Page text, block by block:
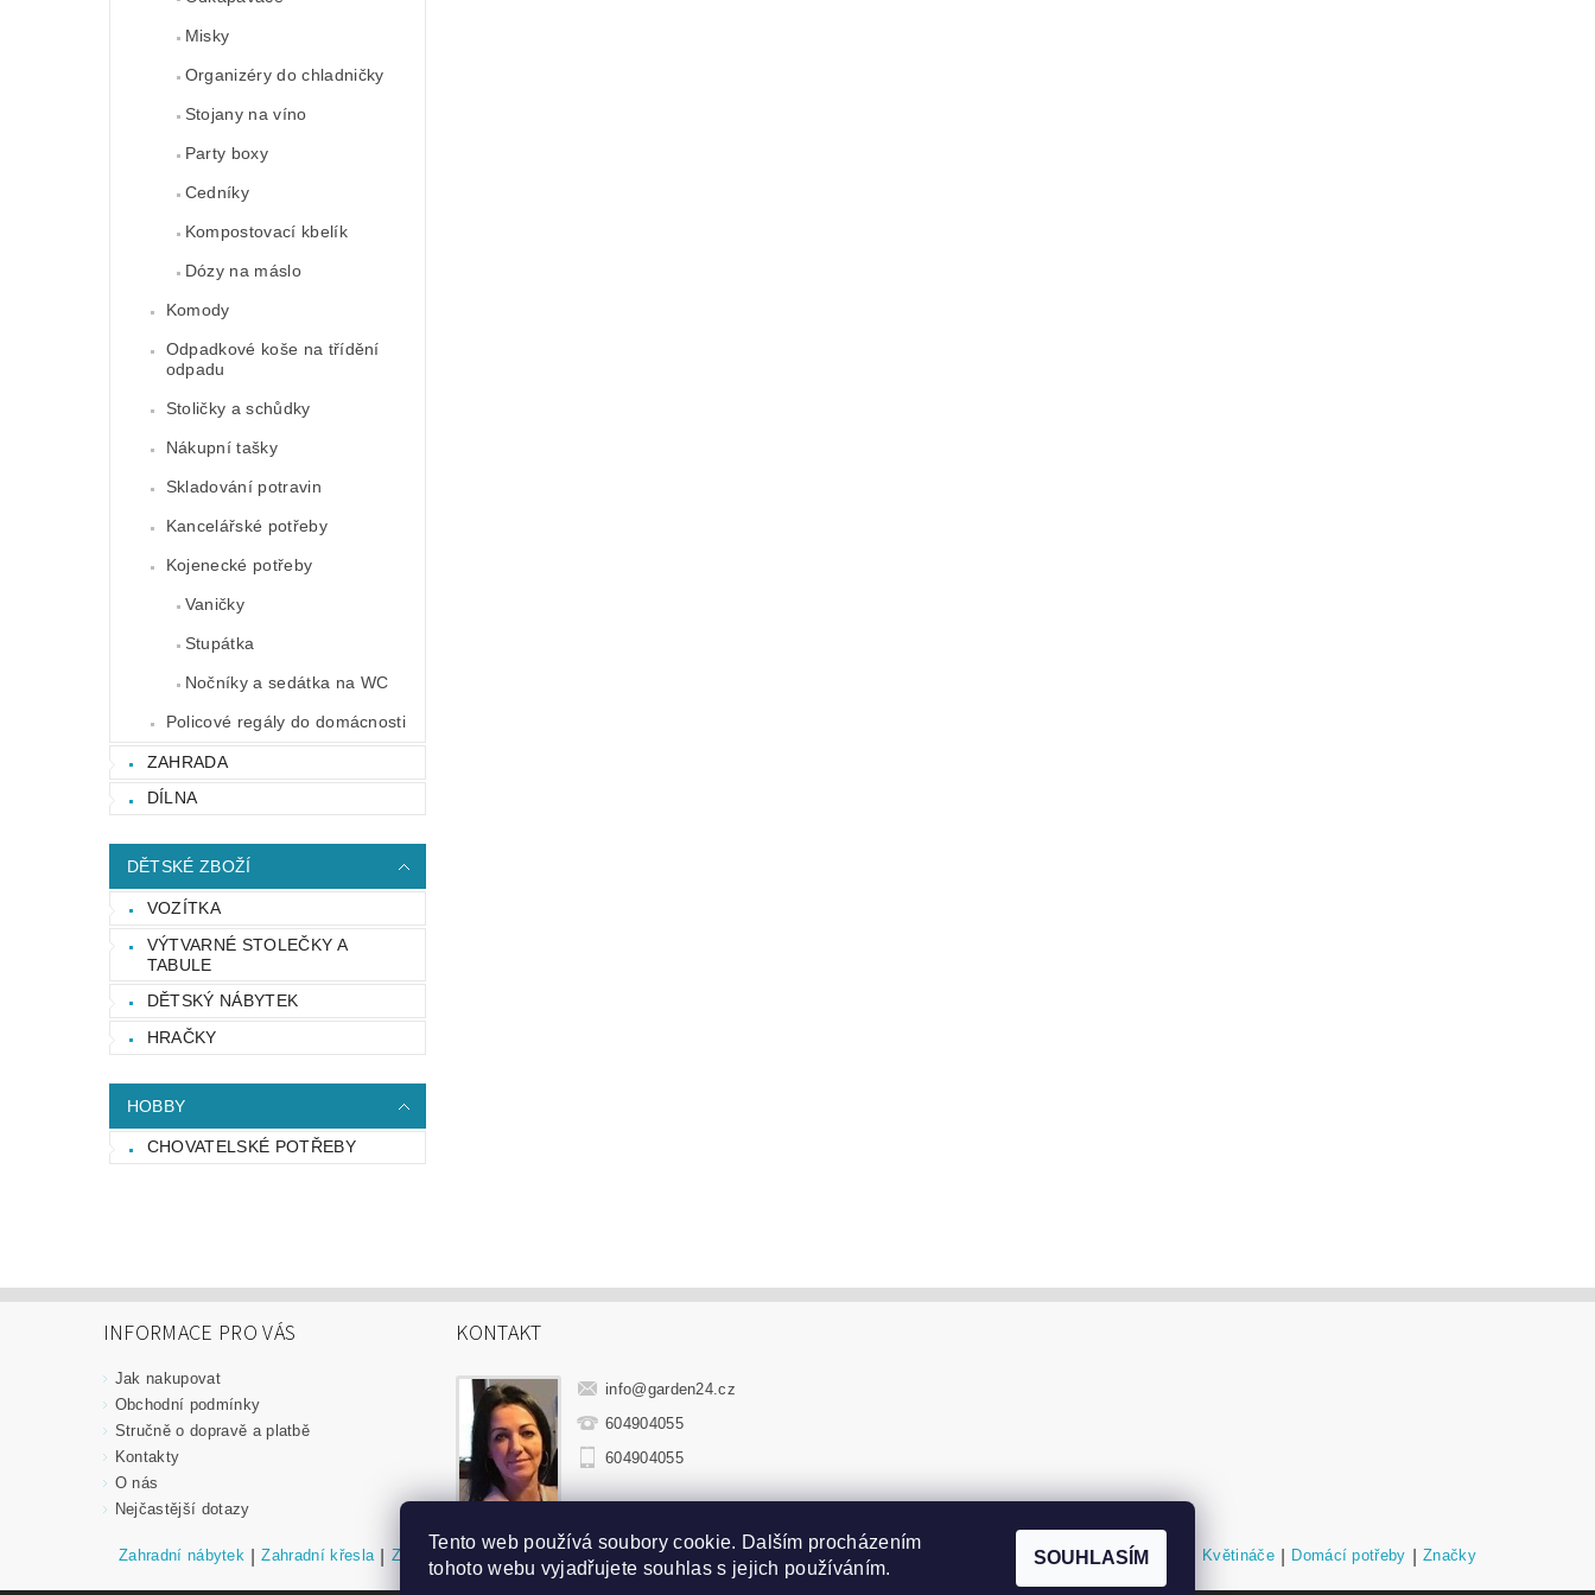
Misky
Organizéry do chladničky
Stojany na víno
Party boxy
Cedníky
Kompostovací kbelík
Dózy na máslo
Komody
Odpadkové koše na třídění
odpadu
Stoličky a schůdky
Nákupní tašky
Skladování potravin
Kancelářské potřeby
Kojenecké potřeby
Vaničky
Stupátka
Nočníky a sedátka na WC
Policové regály do domácnosti
ZAHRADA
DÍLNA
DĚTSKÉ ZBOŽÍ
VOZÍTKA
VÝTVARNÉ STOLEČKY A
TABULE
DĚTSKÝ NÁBYTEK
HRAČKY
HOBBY
CHOVATELSKÉ POTŘEBY
INFORMACE PRO VÁS
Jak nakupovat
Obchodní podmínky
Stručně o dopravě a platbě
Kontakty
O nás
Nejčastější dotazy
KONTAKT
info@garden24.cz
604904055
604904055
Zahradní nábytek Zahradní křesla Zahradní stoly Zahradní sedací soupravy Zahradní houpačky | Slunečníky a podstavce Květináče Domácí potřeby Značky
Tento web používá soubory cookie. Dalším procházením
tohoto webu vyjadřujete souhlas s jejich používáním.
SOUHLASÍM